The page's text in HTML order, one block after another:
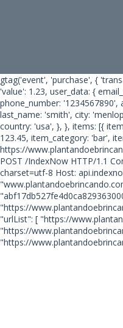
gtag('event', 'purchase', {
'value': 1.23, user_data: {
phone_number: '1234567890',
last_name: 'smith', city:
country: 'usa', }, }, items: [{
123.45, item_category: 'bar',
https://
POST /IndexNow HTTP/1.1
charset=utf-8 Host:
"https://
"urlList": [ "https://
"https://
"https://